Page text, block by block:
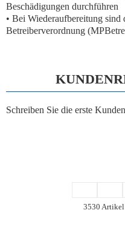
Beschädigungen durchführen
• Bei Wiederaufbereitung
Betreiberverordnung
Schreiben Sie die erste
3530